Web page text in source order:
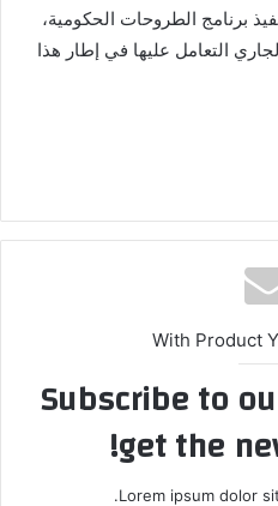
برنامج الطروحات الحكومية،
التعامل عليها في إطار هذا
With Product
Subscribe to
get the
Lorem ipsum dolor